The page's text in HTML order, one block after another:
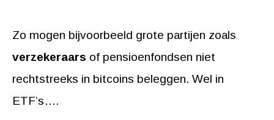
Zo mogen bijvoorbeeld grote partijen zoals
verzekeraars of pensioenfondsen niet
rechtstreeks in bitcoins beleggen. Wel in
ETF’s….